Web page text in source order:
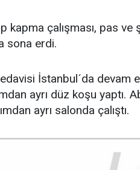
kapma çalışması, pas ve
sona erdi.
İstanbul´da devam
ayrı düz koşu yaptı.
ayrı salonda çalıştı.